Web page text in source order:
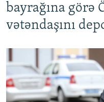
bayrağına görə
vətəndaşını